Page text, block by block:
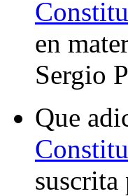
en
Sergio
Que